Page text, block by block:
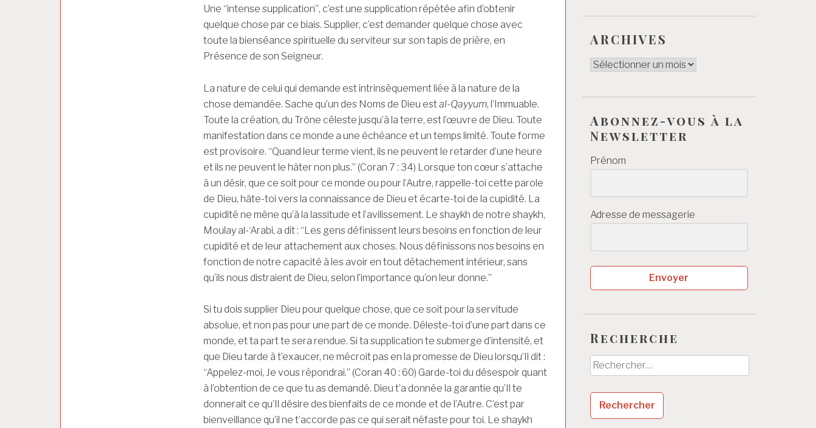
Une “intense supplication”, c’est une supplication répétée afin d’obtenir
quelque chose par ce biais. Supplier, c’est demander quelque chose avec
toute la bienséance spirituelle du serviteur sur son tapis de prière, en
Présence de son Seigneur.
La nature de celui qui demande est intrinsèquement liée à la nature de la
chose demandée. Sache qu’un des Noms de Dieu estal-Qayyum, l’Immuable.
Toute la création, du Trône céleste jusqu’à la terre, est l’œuvre de Dieu. Toute
manifestation dans ce monde a une échéance et un temps limité. Toute forme
est provisoire. “Quand leur terme vient, ils ne peuvent le retarder d’une heure
et ils ne peuvent le hâter non plus.” (Coran 7 : 34) Lorsque ton cœur s’attache
à un désir, que ce soit pour ce monde ou pour l’Autre, rappelle-toi cette parole
de Dieu, hâte-toi vers la connaissance de Dieu et écarte-toi de la cupidité. La
cupidité ne mène qu’à la lassitude et l’avilissement. Le shaykh de notre shaykh,
Moulay al-‘Arabi, a dit : “Les gens définissent leurs besoins en fonction de leur
cupidité et de leur attachement aux choses. Nous définissons nos besoins en
fonction de notre capacité à les avoir en tout détachement intérieur, sans
qu’ils nous distraient de Dieu, selon l’importance qu’on leur donne.”
Si tu dois supplier Dieu pour quelque chose, que ce soit pour la servitude
absolue, et non pas pour une part de ce monde. Déleste-toi d’une part dans ce
monde, et ta part te sera rendue. Si ta supplication te submerge d’intensité, et
que Dieu tarde à t’exaucer, ne mécroit pas en la promesse de Dieu lorsqu’Il dit :
“Appelez-moi, Je vous répondrai.” (Coran 40 : 60) Garde-toi du désespoir quant
à l’obtention de ce que tu as demandé. Dieu t’a donnée la garantie qu’Il te
donnerait ce qu’Il désire des bienfaits de ce monde et de l’Autre. C’est par
bienveillance qu’il ne t’accorde pas ce qui serait néfaste pour toi. Le shaykh
ARCHIVES
ARCHIVES
Abonnez-vous à la
Newsletter
Prénom
Adresse de messagerie
Envoyer
Recherche
Rechercher :